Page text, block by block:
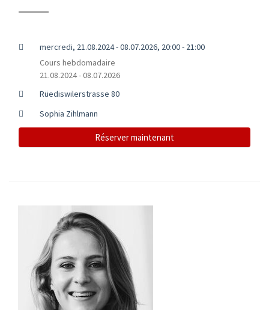
mercredi, 21.08.2024 - 08.07.2026, 20:00 - 21:00
Cours hebdomadaire
21.08.2024 - 08.07.2026
Rüediswilerstrasse 80
Sophia Zihlmann
Réserver maintenant